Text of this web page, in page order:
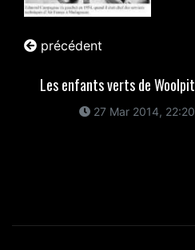
précédent
Les enfants verts de Woolpit
27 Mar 2014, 22:20